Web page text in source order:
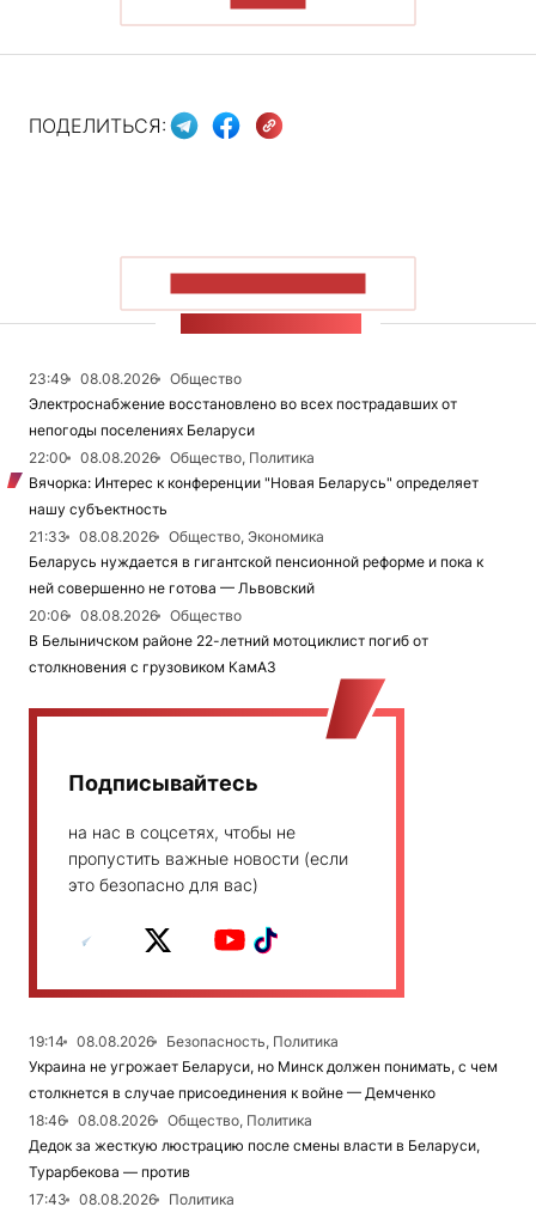
ПОДЕЛИТЬСЯ:
23:49 08.08.2026
Общество
Электроснабжение восстановлено во всех пострадавших от
непогоды поселениях Беларуси
22:00
08.08.2026
Общество, Политика
Вячорка: Интерес к конференции "Новая Беларусь" определяет
нашу субъектность
21:33
08.08.2026
Общество, Экономика
Беларусь нуждается в гигантской пенсионной реформе и пока к
ней совершенно не готова — Львовский
20:06
08.08.2026
Общество
В Белыничском районе 22-летний мотоциклист погиб от
столкновения с грузовиком КамАЗ
Подписывайтесь
на нас в соцсетях, чтобы не
пропустить важные новости (если
это безопасно для вас)
19:14 08.08.2026
Безопасность, Политика
Украина не угрожает Беларуси, но Минск должен понимать, с чем
столкнется в случае присоединения к войне — Демченко
18:46
08.08.2026
Общество, Политика
Дедок за жесткую люстрацию после смены власти в Беларуси,
Турарбекова — против
17:43
08.08.2026
Политика